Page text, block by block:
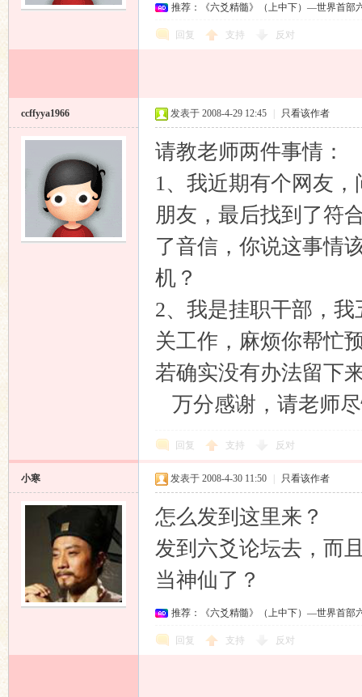
推荐：《六爻精髓》（上中下）—世界首部
回复 支持 反对
ccffyya1966 发表于 2008-4-29 12:45 只看该作者
请教老师两件事情：
1、我近期有个网友
朋友，最后找到了符
了音信，你说这事情
机？
2、我是挂职干部，
关工作，麻烦你帮忙
若确实没有办法留下
万分感谢，请老师
回复 支持 反对
小寒 发表于 2008-4-30 11:50 只看该作者
怎么发到这里来？
发到六爻论坛去，而
当神仙了？
推荐：《六爻精髓》（上中下）—世界首部
回复 支持 反对